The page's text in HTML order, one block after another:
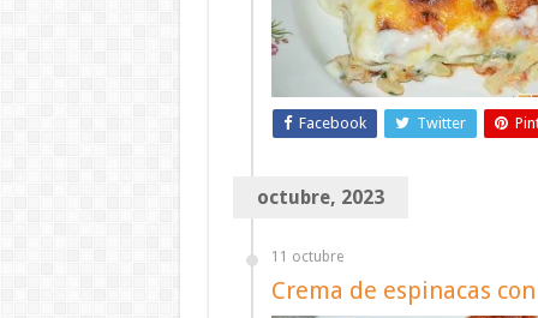
Facebook Twitter
octubre, 2023
11 octubre
Crema de espinacas